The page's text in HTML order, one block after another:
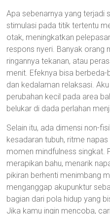
Apa sebenarnya yang terjadi
stimulasi pada titik tertentu
otak, meningkatkan
respons nyeri. Banyak orang
ringannya tekanan, atau
menit. Efeknya bisa
dan kedalaman relaksasi.
perubahan kecil pada area
belukar di dada perlahan
Selain itu, ada dimensi non-
kesadaran tubuh, ritme
momen mindfulness singkat.
merapikan bahu, menarik
pikiran berhenti menimbang
menganggap akupunktur
bagian dari pola hidup yang
Jika kamu ingin mencoba,